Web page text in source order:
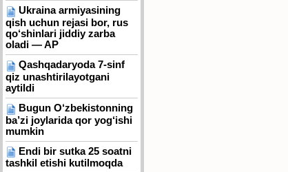
Ukraina armiyasining
qish uchun rejasi bor, rus
qo‘shinlari jiddiy zarba
oladi — AP
Qashqadaryoda 7-sinf
qiz unashtirilayotgani
aytildi
Bugun O‘zbekistonning
ba’zi joylarida qor yog‘ishi
mumkin
Endi bir sutka 25 soatni
tashkil etishi kutilmoqda